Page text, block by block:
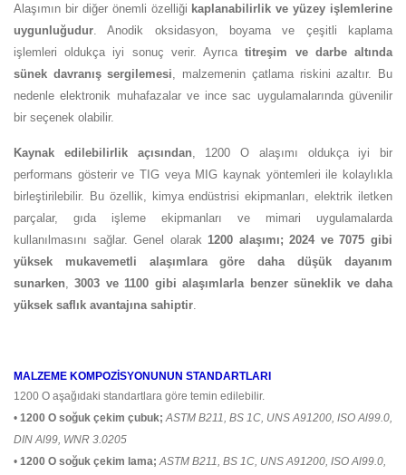
Alaşımın bir diğer önemli özelliği kaplanabilirlik ve yüzey işlemlerine
uygunluğudur . Anodik oksidasyon, boyama ve çeşitli kaplama
işlemleri oldukça iyi sonuç verir. Ayrıcatitreşim ve darbe altında
sünek davranış sergilemesi , malzemenin çatlama riskini azaltır. Bu
nedenle elektronik muhafazalar ve ince sac uygulamalarında güvenilir
bir seçenek olabilir.
Kaynak edilebilirlik açısından, 1200 O alaşımı oldukça iyi bir
performans gösterir ve TIG veya MIG kaynak yöntemleri ile kolaylıkla
birleştirilebilir. Bu özellik, kimya endüstrisi ekipmanları, elektrik iletken
parçalar, gıda işleme ekipmanları ve mimari uygulamalarda
kullanılmasını sağlar. Genel olarak1200 alaşımı; 2024 ve 7075 gibi
yüksek mukavemetli alaşımlara göre daha düşük dayanım
sunarken,3003 ve 1100 gibi alaşımlarla benzer süneklik ve daha
yüksek saflık avantajına sahiptir.
MALZEME KOMPOZİSYONUNUN STANDARTLARI
1200 O aşağıdaki standartlara göre temin edilebilir.
• 1200 O soğuk çekim çubuk; ASTM B211, BS 1C, UNS A91200, ISO Al99.0,
DIN Al99, WNR 3.0205
• 1200 O soğuk çekim lama; ASTM B211, BS 1C, UNS A91200, ISO Al99.0,